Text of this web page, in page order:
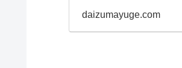
daizumayuge.com